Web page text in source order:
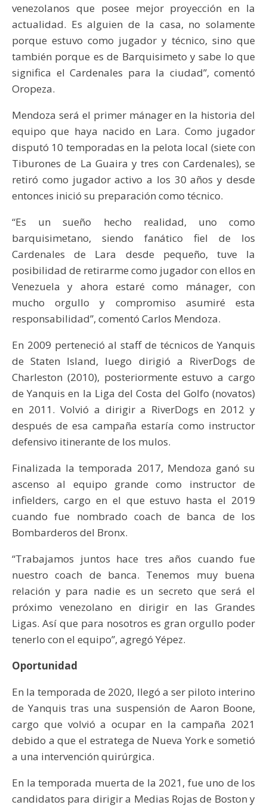
venezolanos que posee mejor proyección en la
actualidad. Es alguien de la casa, no solamente
porque estuvo como jugador y técnico, sino que
también porque es de Barquisimeto y sabe lo que
significa el Cardenales para la ciudad”, comentó
Oropeza.
Mendoza será el primer mánager en la historia del
equipo que haya nacido en Lara. Como jugador
disputó 10 temporadas en la pelota local (siete con
Tiburones de La Guaira y tres con Cardenales), se
retiró como jugador activo a los 30 años y desde
entonces inició su preparación como técnico.
“Es un sueño hecho realidad, uno como
barquisimetano, siendo fanático fiel de los
Cardenales de Lara desde pequeño, tuve la
posibilidad de retirarme como jugador con ellos en
Venezuela y ahora estaré como mánager, con
mucho orgullo y compromiso asumiré esta
responsabilidad”, comentó Carlos Mendoza.
En 2009 perteneció al staff de técnicos de Yanquis
de Staten Island, luego dirigió a RiverDogs de
Charleston (2010), posteriormente estuvo a cargo
de Yanquis en la Liga del Costa del Golfo (novatos)
en 2011. Volvió a dirigir a RiverDogs en 2012 y
después de esa campaña estaría como instructor
defensivo itinerante de los mulos.
Finalizada la temporada 2017, Mendoza ganó su
ascenso al equipo grande como instructor de
infielders, cargo en el que estuvo hasta el 2019
cuando fue nombrado coach de banca de los
Bombarderos del Bronx.
“Trabajamos juntos hace tres años cuando fue
nuestro coach de banca. Tenemos muy buena
relación y para nadie es un secreto que será el
próximo venezolano en dirigir en las Grandes
Ligas. Así que para nosotros es gran orgullo poder
tenerlo con el equipo”, agregó Yépez.
Oportunidad
En la temporada de 2020, llegó a ser piloto interino
de Yanquis tras una suspensión de Aaron Boone,
cargo que volvió a ocupar en la campaña 2021
debido a que el estratega de Nueva York e sometió
a una intervención quirúrgica.
En la temporada muerta de la 2021, fue uno de los
candidatos para dirigir a Medias Rojas de Boston y